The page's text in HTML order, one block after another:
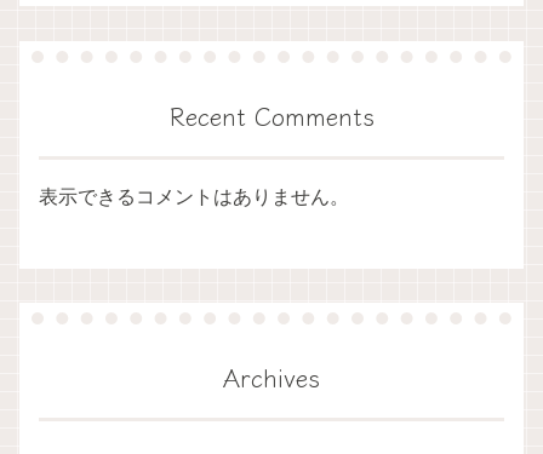
Recent Comments
表示できるコメントはありません。
Archives